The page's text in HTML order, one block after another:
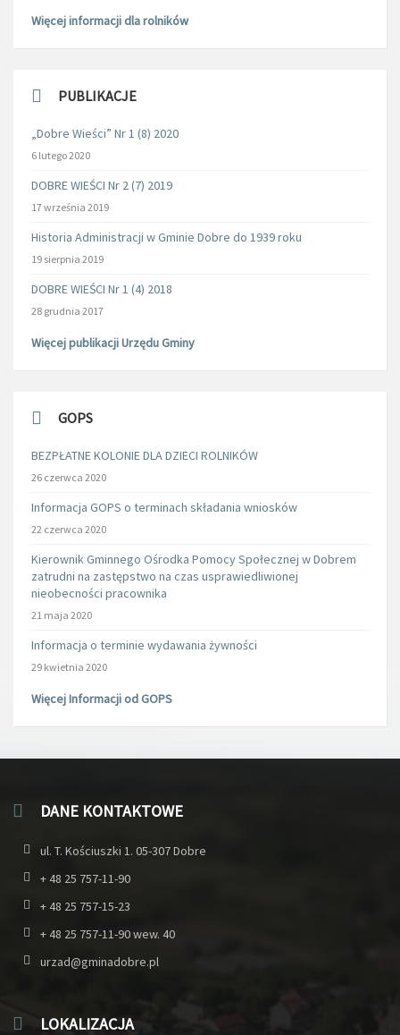
Więcej informacji dla rolników
PUBLIKACJE
„Dobre Wieści” Nr 1 (8) 2020
6 lutego 2020
DOBRE WIEŚCI Nr 2 (7) 2019
17 września 2019
Historia Administracji w Gminie Dobre do 1939 roku
19 sierpnia 2019
DOBRE WIEŚCI Nr 1 (4) 2018
28 grudnia 2017
Więcej publikacji Urzędu Gminy
GOPS
BEZPŁATNE KOLONIE DLA DZIECI ROLNIKÓW
26 czerwca 2020
Informacja GOPS o terminach składania wniosków
22 czerwca 2020
Kierownik Gminnego Ośrodka Pomocy Społecznej w Dobrem
zatrudni na zastępstwo na czas usprawiedliwionej
nieobecności pracownika
21 maja 2020
Informacja o terminie wydawania żywności
29 kwietnia 2020
Więcej Informacji od GOPS
DANE KONTAKTOWE
ul. T. Kościuszki 1. 05-307 Dobre
+ 48 25 757-11-90
+ 48 25 757-15-23
+ 48 25 757-11-90 wew. 40
urzad@gminadobre.pl
LOKALIZACJA